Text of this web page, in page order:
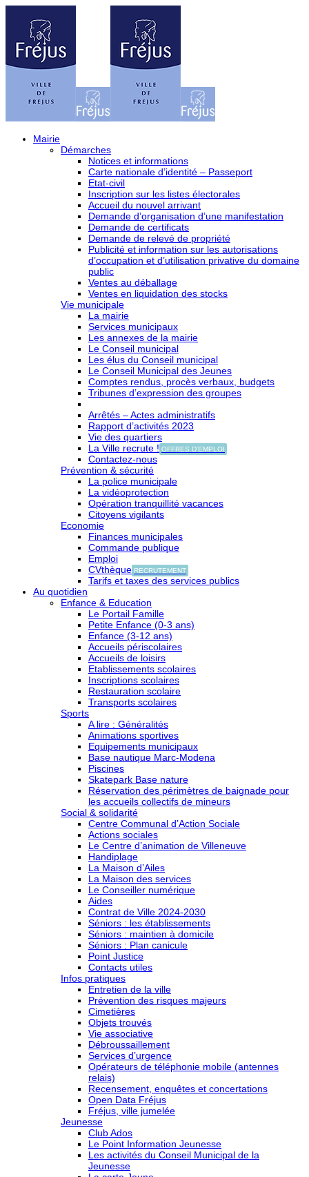
Mairie
Démarches
Notices et informations
Carte nationale d’identité – Passeport
Etat-civil
Inscription sur les listes électorales
Accueil du nouvel arrivant
Demande d’organisation d’une manifestation
Demande de certificats
Demande de relevé de propriété
Publicité et information sur les autorisations
d’occupation et d’utilisation privative du domaine
public
Ventes au déballage
Ventes en liquidation des stocks
Vie municipale
La mairie
Services municipaux
Les annexes de la mairie
Le Conseil municipal
Les élus du Conseil municipal
Le Conseil Municipal des Jeunes
Comptes rendus, procès verbaux, budgets
Tribunes d’expression des groupes
Arrêtés – Actes administratifs
Rapport d’activités 2023
Vie des quartiers
La Ville recrute ! OFFRES D'EMPLOI
Contactez-nous
Prévention & sécurité
La police municipale
La vidéoprotection
Opération tranquillité vacances
Citoyens vigilants
Economie
Finances municipales
Commande publique
Emploi
CVthèque RECRUTEMENT
Tarifs et taxes des services publics
Au quotidien
Enfance & Education
Le Portail Famille
Petite Enfance (0-3 ans)
Enfance (3-12 ans)
Accueils périscolaires
Accueils de loisirs
Etablissements scolaires
Inscriptions scolaires
Restauration scolaire
Transports scolaires
Sports
A lire : Généralités
Animations sportives
Equipements municipaux
Base nautique Marc-Modena
Piscines
Skatepark Base nature
Réservation des périmètres de baignade pour
les accueils collectifs de mineurs
Social & solidarité
Centre Communal d’Action Sociale
Actions sociales
Le Centre d’animation de Villeneuve
Handiplage
La Maison d’Ailes
La Maison des services
Le Conseiller numérique
Aides
Contrat de Ville 2024-2030
Séniors : les établissements
Séniors : maintien à domicile
Séniors : Plan canicule
Point Justice
Contacts utiles
Infos pratiques
Entretien de la ville
Prévention des risques majeurs
Cimetières
Objets trouvés
Vie associative
Débroussaillement
Services d’urgence
Opérateurs de téléphonie mobile (antennes
relais)
Recensement, enquêtes et concertations
Open Data Fréjus
Fréjus, ville jumelée
Jeunesse
Club Ados
Le Point Information Jeunesse
Les activités du Conseil Municipal de la
Jeunesse